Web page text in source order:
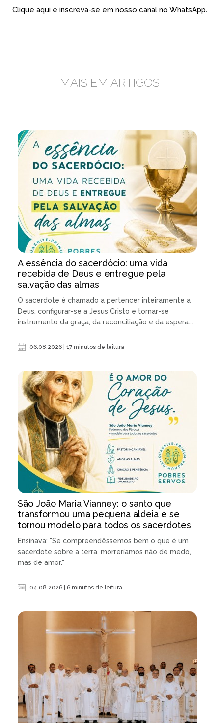
Clique aqui e inscreva-se em nosso canal no WhatsApp.
MAIS EM ARTIGOS
A essência do sacerdócio: uma vida
recebida de Deus e entregue pela
salvação das almas
O sacerdote é chamado a pertencer inteiramente a
Deus, configurar-se a Jesus Cristo e tornar-se
instrumento da graça, da reconciliação e da espera...
06.08.2026 | 17 minutos de leitura
São João Maria Vianney: o santo que
transformou uma pequena aldeia e se
tornou modelo para todos os sacerdotes
Ensinava: "Se compreendêssemos bem o que é um
sacerdote sobre a terra, morreríamos não de medo,
mas de amor."
04.08.2026 | 6 minutos de leitura